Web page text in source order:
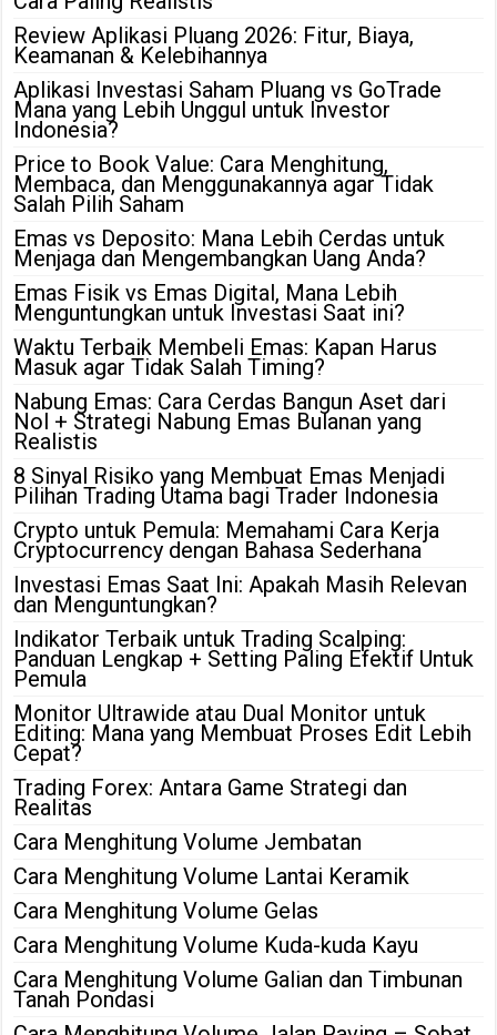
Review Aplikasi Pluang 2026: Fitur, Biaya,
Keamanan & Kelebihannya
Aplikasi Investasi Saham Pluang vs GoTrade
Mana yang Lebih Unggul untuk Investor
Indonesia?
Price to Book Value: Cara Menghitung,
Membaca, dan Menggunakannya agar Tidak
Salah Pilih Saham
Emas vs Deposito: Mana Lebih Cerdas untuk
Menjaga dan Mengembangkan Uang Anda?
Emas Fisik vs Emas Digital, Mana Lebih
Menguntungkan untuk Investasi Saat ini?
Waktu Terbaik Membeli Emas: Kapan Harus
Masuk agar Tidak Salah Timing?
Nabung Emas: Cara Cerdas Bangun Aset dari
Nol + Strategi Nabung Emas Bulanan yang
Realistis
8 Sinyal Risiko yang Membuat Emas Menjadi
Pilihan Trading Utama bagi Trader Indonesia
Crypto untuk Pemula: Memahami Cara Kerja
Cryptocurrency dengan Bahasa Sederhana
Investasi Emas Saat Ini: Apakah Masih Relevan
dan Menguntungkan?
Indikator Terbaik untuk Trading Scalping:
Panduan Lengkap + Setting Paling Efektif Untuk
Pemula
Monitor Ultrawide atau Dual Monitor untuk
Editing: Mana yang Membuat Proses Edit Lebih
Cepat?
Trading Forex: Antara Game Strategi dan
Realitas
Cara Menghitung Volume Jembatan
Cara Menghitung Volume Lantai Keramik
Cara Menghitung Volume Gelas
Cara Menghitung Volume Kuda-kuda Kayu
Cara Menghitung Volume Galian dan Timbunan
Tanah Pondasi